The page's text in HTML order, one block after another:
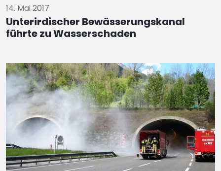
14. Mai 2017
Unterirdischer Bewässerungskanal
führte zu Wasserschaden